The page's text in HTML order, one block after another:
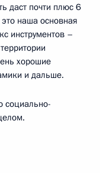
даст почти плюс 6
наша основная
инструментов –
хорошие
и дальше.
социально-